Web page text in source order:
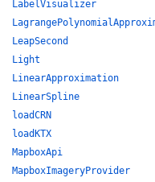
LabelVisualizer
LeapSecond
Light
LinearApproximation
LinearSpline
loadCRN
loadKTX
MapboxApi
MapboxImageryProvider